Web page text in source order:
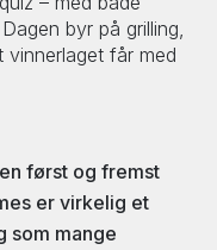
byr på grilling,
vinnerlaget får med
først og fremst
er virkelig et
som mange